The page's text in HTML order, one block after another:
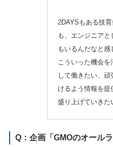
2DAYSもある技
も、エンジニア
もいるんだなと感
こういった機会
して働きたい、
けるよう情報を提
盛り上げていきた
Q： 企画「GMOのオール